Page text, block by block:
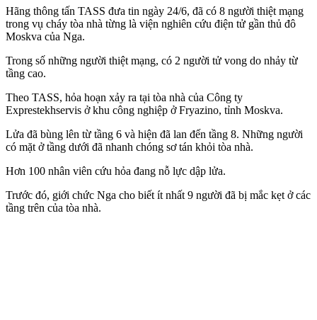
Hãng thông tấn TASS đưa tin ngày 24/6, đã có 8 người thiệt mạng
trong vụ cháy tòa nhà từng là viện nghiên cứu điện tử gần thủ đô
Moskva của Nga.
Trong số những người thiệt mạng, có 2 người t‌ử von‌g do nhảy từ
tầng cao.
Theo TASS, hỏa hoạn xảy ra tại tòa nhà của Công ty
Exprestekhservis ở khu công nghiệp ở Fryazino, tỉnh Moskva.
Lửa đã bùng lên từ tầng 6 và hiện đã lan đến tầng 8. Những người
có mặt ở tầng dưới đã nhanh chóng sơ tán khỏi tòa nhà.
Hơn 100 nhân viên cứu hỏa đang nỗ lực dập lửa.
Trước đó, giới chức Nga cho biết ít nhất 9 người đã bị mắc kẹt ở các
tầng trên của tòa nhà.